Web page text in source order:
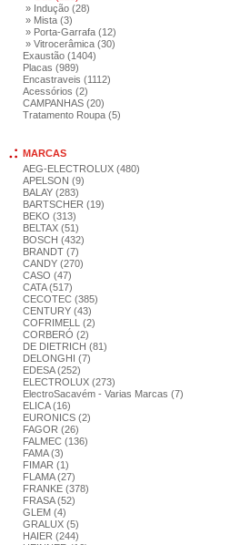
» Indução (28)
» Mista (3)
» Porta-Garrafa (12)
» Vitrocerâmica (30)
Exaustão (1404)
Placas (989)
Encastraveis (1112)
Acessórios (2)
CAMPANHAS (20)
Tratamento Roupa (5)
MARCAS
AEG-ELECTROLUX (480)
APELSON (9)
BALAY (283)
BARTSCHER (19)
BEKO (313)
BELTAX (51)
BOSCH (432)
BRANDT (7)
CANDY (270)
CASO (47)
CATA (517)
CECOTEC (385)
CENTURY (43)
COFRIMELL (2)
CORBERÓ (2)
DE DIETRICH (81)
DELONGHI (7)
EDESA (252)
ELECTROLUX (273)
ElectroSacavém - Varias Marcas (7)
ELICA (16)
EURONICS (2)
FAGOR (26)
FALMEC (136)
FAMA (3)
FIMAR (1)
FLAMA (27)
FRANKE (378)
FRASA (52)
GLEM (4)
GRALUX (5)
HAIER (244)